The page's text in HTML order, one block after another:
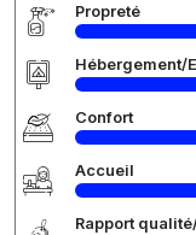
Propreté
Hébergement/
Confort
Accueil
Rapport